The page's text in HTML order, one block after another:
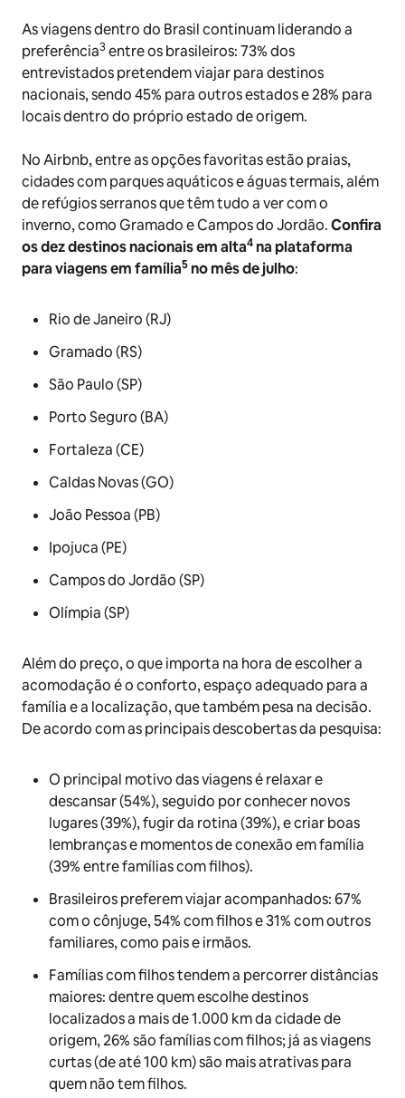
As viagens dentro do Brasil continuam liderando a
preferência3entre os brasileiros: 73% dos
entrevistados pretendem viajar para destinos
nacionais, sendo 45% para outros estados e 28% para
locais dentro do próprio estado de origem.
No Airbnb, entre as opções favoritas estão praias,
cidades com parques aquáticos e águas termais, além
de refúgios serranos que têm tudo a ver com o
inverno, como Gramado e Campos do Jordão.Confira
os dez destinos nacionais em alta4na plataforma
para viagens em família5no mês de julho:
Rio de Janeiro (RJ)
Gramado (RS)
São Paulo (SP)
Porto Seguro (BA)
Fortaleza (CE)
Caldas Novas (GO)
João Pessoa (PB)
Ipojuca (PE)
Campos do Jordão (SP)
Olímpia (SP)
Além do preço, o que importa na hora de escolher a
acomodação é o conforto, espaço adequado para a
família e a localização, que também pesa na decisão.
De acordo com as principais descobertas da pesquisa:
O principal motivo das viagens é relaxar e
descansar (54%), seguido por conhecer novos
lugares (39%), fugir da rotina (39%), e criar boas
lembranças e momentos de conexão em família
(39% entre famílias com filhos).
Brasileiros preferem viajar acompanhados: 67%
com o cônjuge, 54% com filhos e 31% com outros
familiares, como pais e irmãos.
Famílias com filhos tendem a percorrer distâncias
maiores: dentre quem escolhe destinos
localizados a mais de 1.000 km da cidade de
origem, 26% são famílias com filhos; já as viagens
curtas (de até 100 km) são mais atrativas para
quem não tem filhos.